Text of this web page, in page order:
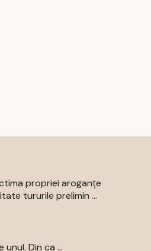
propriei aroganțe
tururile prelimin ...
Din ca ...